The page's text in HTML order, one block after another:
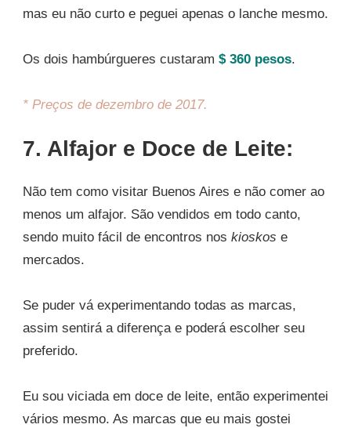
mas eu não curto e peguei apenas o lanche mesmo.
Os dois hambúrgueres custaram $ 360 pesos.
* Preços de dezembro de 2017.
7. Alfajor e Doce de Leite:
Não tem como visitar Buenos Aires e não comer ao
menos um alfajor. São vendidos em todo canto,
sendo muito fácil de encontros nos kioskos e
mercados.
Se puder vá experimentando todas as marcas,
assim sentirá a diferença e poderá escolher seu
preferido.
Eu sou viciada em doce de leite, então experimentei
vários mesmo. As marcas que eu mais gostei